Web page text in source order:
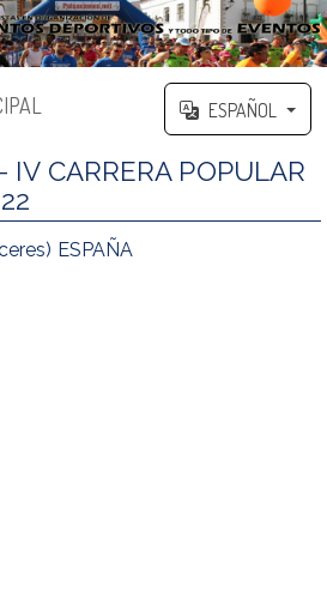
ESPAÑOL
IV CARRERA POPULAR
ESPAÑA